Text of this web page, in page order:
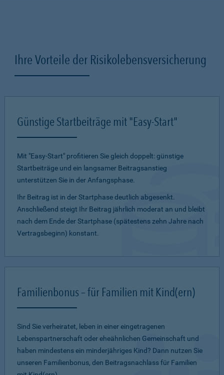
Ihre Vorteile der Risikolebensversicherung
Günstige Startbeiträge mit "Easy-Start"
Mit "Easy-Start" profitieren Sie gleich doppelt: günstige
Startbeiträge und ein lang­samer Beitragsanstieg
unterstützen Sie in der Anfangsphase.
Ihr Beitrag ist in der Startphase deutlich abgesenkt.
Anschließend steigt Ihr Beitrag jährlich moderat an und bleibt
nach dem Ende der Startphase (spätestens zehn Jahre nach
Vertragsbeginn) konstant.
Familienbonus – für Familien mit Kind(ern)
Sind Sie verheiratet, leben in einer eingetragenen
Lebenspartnerschaft oder eheähnlichen Gemeinschaft und
haben mindestens ein minderjähriges Kind? Dann nutzen Sie
unseren Familienbonus, den Beitragsnachlass für Familien